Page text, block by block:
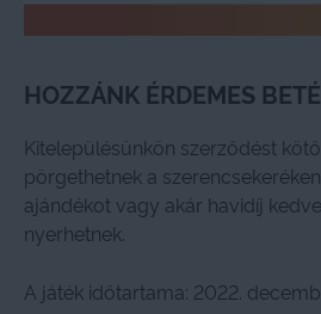
HOZZÁNK ÉRDEMES
Kitelepülésünkön szerződést
pörgethetnek a
ajándékot vagy akár havidíj
nyerhetnek.
A játék időtartama: 2022.